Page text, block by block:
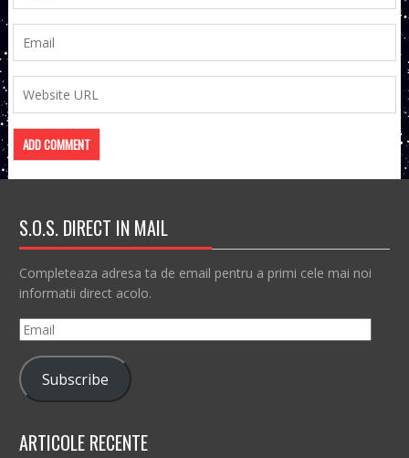
S.O.S. DIRECT IN MAIL
Completeaza adresa ta de email pentru a primi cele mai noi
informatii direct acolo.
Email
Subscribe
ARTICOLE RECENTE